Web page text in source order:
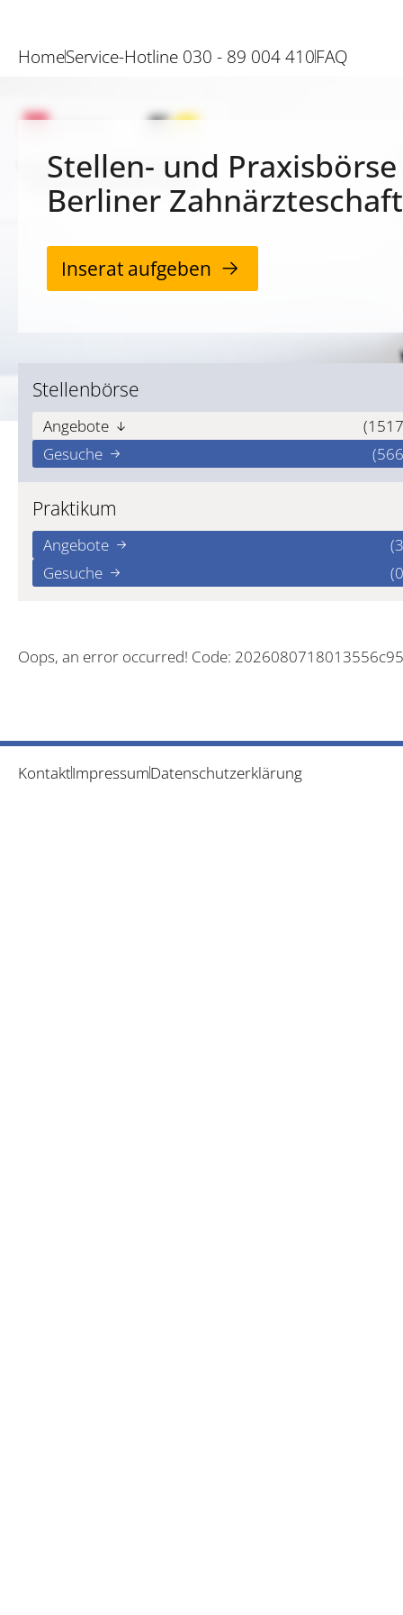
HomeService-Hotline 030 - 89 004 410FAQ
Stellen- und
Berliner Zahnärzteschaft
Inserat aufgeben
Stellenbörse
Angebote
Gesuche
Praktikum
Angebote
Gesuche
Oops, an error occurred! Code:
KontaktImpressumDatenschutzerklärung